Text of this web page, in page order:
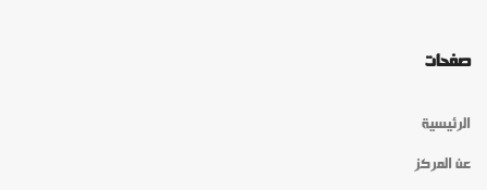
صفحات
الرئيسية
عن المركز